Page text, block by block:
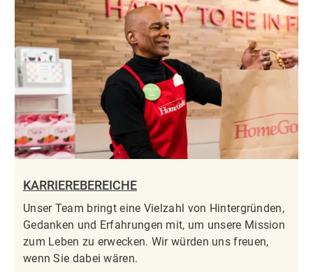
KARRIEREBEREICHE
Unser Team bringt eine Vielzahl von Hintergründen,
Gedanken und Erfahrungen mit, um unsere Mission
zum Leben zu erwecken. Wir würden uns freuen,
wenn Sie dabei wären.